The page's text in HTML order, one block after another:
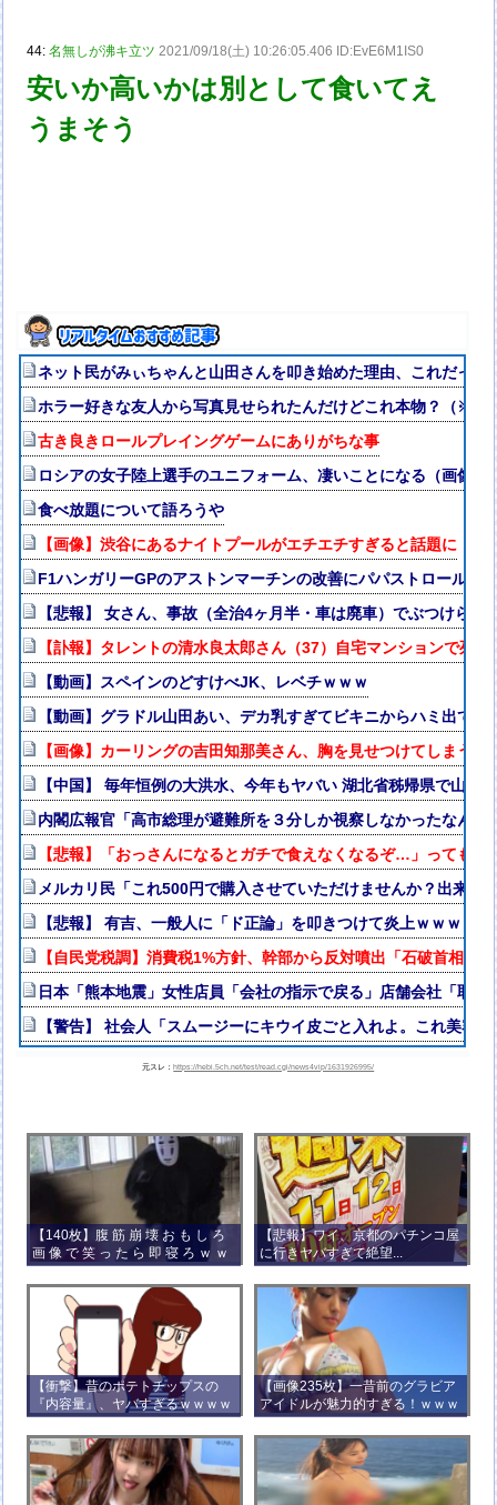
44:名無しが沸キ立ツ 2021/09/18(土) 10:26:05.406 ID:EvE6M1IS0
安いか高いかは別として食いてえ
うまそう
ネット民がみぃちゃんと山田さんを叩き始めた理由、これだった
ホラー好きな友人から写真見せられたんだけどこれ本物？（※画
古き良きロールプレイングゲームにありがちな事
ロシアの女子陸上選手のユニフォーム、凄いことになる（画像・
食べ放題について語ろうや
【画像】渋谷にあるナイトプールがエチエチすぎると話題に
F1ハンガリーGPのアストンマーチンの改善にパパストロール興
【悲報】 女さん、事故（全治4ヶ月半・車は廃車）でぶつけら
【訃報】タレントの清水良太郎さん（37）自宅マンションで死
【動画】スペインのどすけべJK、レベチｗｗｗ
【動画】グラドル山田あい、デカ乳すぎてビキニからハミ出てる
【画像】カーリングの吉田知那美さん、胸を見せつけてしまう
【中国】 毎年恒例の大洪水、今年もヤバい 湖北省秭帰県で山洪
内閣広報官「高市総理が避難所を３分しか視察しなかったなん
【悲報】「おっさんになるとガチで食えなくなるぞ…」ってもの
メルカリ民「これ500円で購入させていただけませんか？出来な
【悲報】 有吉、一般人に「ド正論」を叩きつけて炎上ｗｗｗｗ
【自民党税調】消費税1%方針、幹部から反対噴出「石破首相の
日本「熊本地震」女性店員「会社の指示で戻る」店舗会社「取
【警告】 社会人「スムージーにキウイ皮ごと入れよ。これ美容
元スレ：https://hebi.5ch.net/test/read.cgi/news4vip/1631926995/
【140枚】腹 筋 崩 壊 お も し ろ
画 像 で 笑 っ た ら 即 寝 ろ ｗ ｗ
ｗ ｗ ｗ ｗ ｗ ｗ ｗ ｗ ｗ ｗ
【悲報】ワイ、京都のパチンコ屋
に行きヤバすぎて絶望...
【衝撃】昔のポテトチップスの
『内容量』、ヤバすぎるｗｗｗｗ
ｗｗｗｗ
【画像235枚】一昔前のグラビア
アイドルが魅力的すぎる！ｗｗｗ